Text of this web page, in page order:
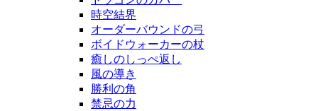
時空結界
オーダーバウンドの弓
ボイドウォーカーの杖
癒しのしっぺ返し
風の導き
勝利の角
禁忌の力